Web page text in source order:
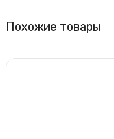
Похожие товары